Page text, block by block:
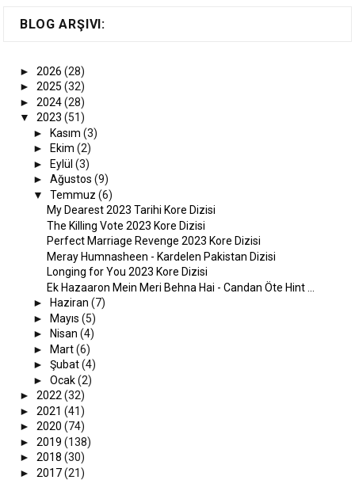
BLOG ARŞIVI:
►2026(28)
►2025(32)
►2024(28)
▼2023(51)
►Kasım(3)
►
Ekim(2)
►Eylül(3)
►Ağustos(9)
▼Temmuz(6)
My Dearest 2023 Tarihi Kore Dizisi
The Killing Vote 2023 Kore Dizisi
Perfect Marriage Revenge 2023 Kore Dizisi
Meray Humnasheen - Kardelen Pakistan Dizisi
Longing for You 2023 Kore Dizisi
Ek Hazaaron Mein Meri Behna Hai - Candan Öte Hint ...
►
Haziran(7)
►Mayıs(5)
►
Nisan(4)
►Mart(6)
►Şubat(4)
►Ocak(2)
►2022(32)
►2021(41)
►2020(74)
►2019(138)
►2018(30)
►2017(21)